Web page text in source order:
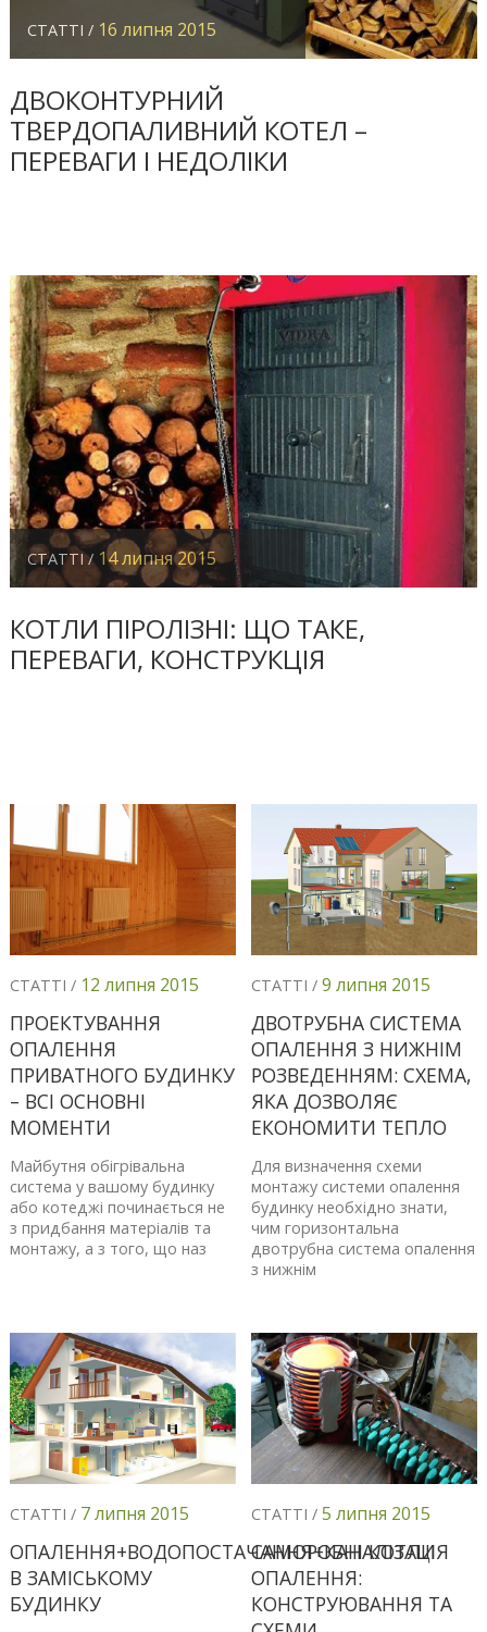
СТАТТІ / 16 липня 2015
ДВОКОНТУРНИЙ
ТВЕРДОПАЛИВНИЙ КОТЕЛ –
ПЕРЕВАГИ І НЕДОЛІКИ
СТАТТІ / 14 липня 2015
КОТЛИ ПІРОЛІЗНІ: ЩО ТАКЕ,
ПЕРЕВАГИ, КОНСТРУКЦІЯ
СТАТТІ / 12 липня 2015
ПРОЕКТУВАННЯ
ОПАЛЕННЯ
ПРИВАТНОГО БУДИНКУ
– ВСІ ОСНОВНІ
МОМЕНТИ
Майбутня обігрівальна
система у вашому будинку
або котеджі починається не
з придбання матеріалів та
монтажу, а з того, що наз
СТАТТІ / 9 липня 2015
ДВОТРУБНА СИСТЕМА
ОПАЛЕННЯ З НИЖНІМ
РОЗВЕДЕННЯМ: СХЕМА,
ЯКА ДОЗВОЛЯЄ
ЕКОНОМИТИ ТЕПЛО
Для визначення схеми
монтажу системи опалення
будинку необхідно знати,
чим горизонтальна
двотрубна система опалення
з нижнім
СТАТТІ / 7 липня 2015
ОПАЛЕННЯ+ВОДОПОСТАЧАННЯ+КАНАЛІЗАЦІЯ
В ЗАМІСЬКОМУ
БУДИНКУ
СТАТТІ / 5 липня 2015
САМОРОБНІ КОТЛИ
ОПАЛЕННЯ:
КОНСТРУЮВАННЯ ТА